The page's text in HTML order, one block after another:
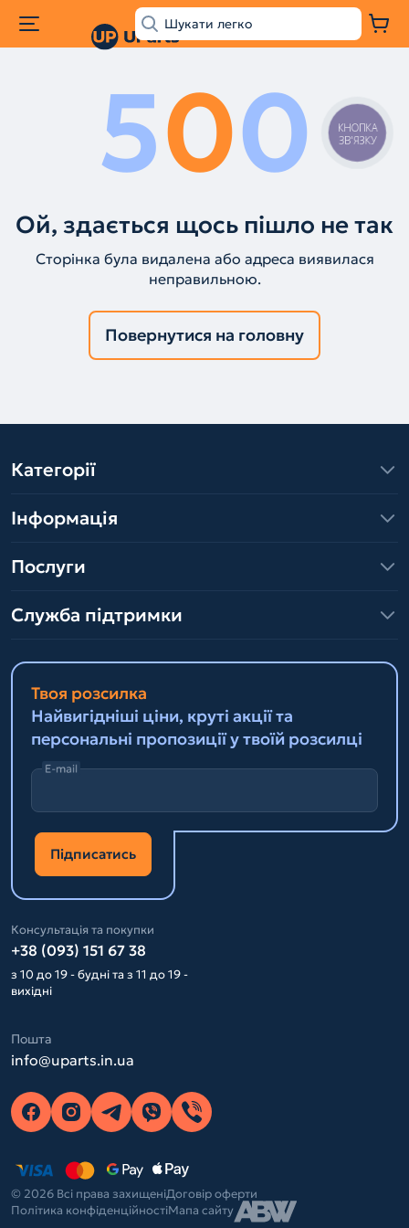
500
Ой, здається щось пішло не так
Сторінка була видалена або адреса виявилася
неправильною.
Повернутися на головну
Категорії
Інформація
Послуги
Служба підтримки
Твоя розсилка
Найвигідніші ціни, круті акції та
персональні пропозиції у твоїй розсилці
E-mail
Підписатись
Консультація та покупки
+38 (093) 151 67 38
з 10 до 19 - будні та з 11 до 19 -
вихідні
Пошта
info@uparts.in.ua
© 2026 Всі права захищеніДоговір оферти
Політика конфіденційностіМапа сайту
КНОПКА
ЗВ'ЯЗКУ